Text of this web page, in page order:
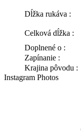
Dĺžka rukáva :
Celková dĺžka :
Doplnené o :
Zapínanie :
Krajina pôvodu :
Instagram Photos